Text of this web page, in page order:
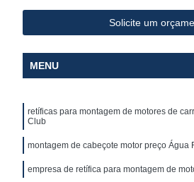
Solicite um
MENU
retíficas para montagem de motores de
Club
montagem de cabeçote motor preço Água
empresa de retífica para montagem de